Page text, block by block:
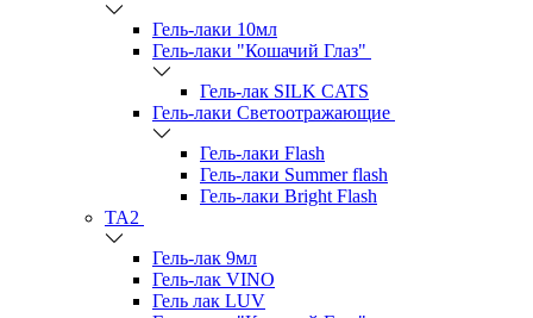
Гель-лаки 10мл
Гель-лаки "Кошачий Глаз"
Гель-лак SILK CATS
Гель-лаки Светоотражающие
Гель-лаки Flash
Гель-лаки Summer flash
Гель-лаки Bright Flash
TA2
Гель-лак 9мл
Гель-лак VINO
Гель лак LUV